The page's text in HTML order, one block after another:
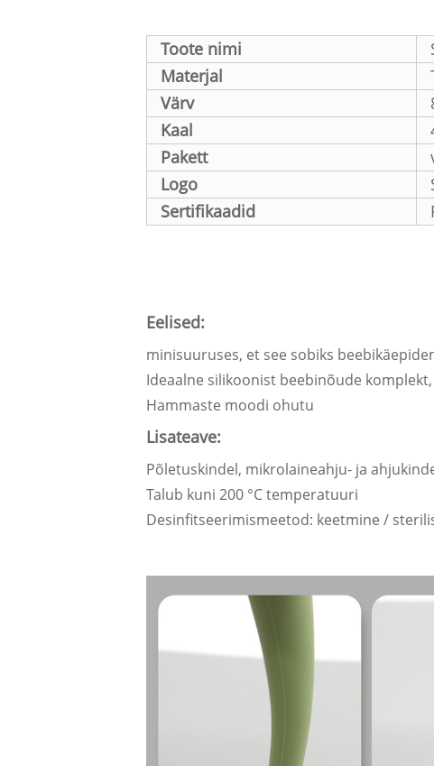
Toote nimi
Materjal
Värv
Kaal
Pakett
Logo
Sertifikaadid
Eelised:
minisuuruses, et see sobiks
Ideaalne silikoonist beebinõude
Hammaste moodi ohutu
Lisateave:
Põletuskindel, mikrolaineahju- ja
Talub kuni 200 °C temperatuuri
Desinfitseerimismeetod: keetmine /